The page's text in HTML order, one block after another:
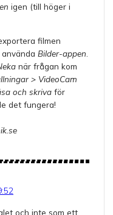
igen (till höger i
filmen
Bilder-appen
när frågan kom
> VideoCam
och skriva för
det fungera!
och inte som ett